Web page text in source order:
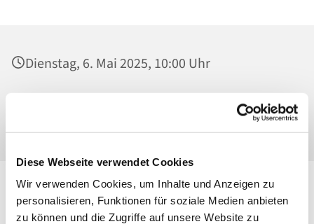
Diese Webseite verwendet Cookies
Wir verwenden Cookies, um Inhalte und Anzeigen zu
personalisieren, Funktionen für soziale Medien anbieten
zu können und die Zugriffe auf unsere Website zu
Dienstag, 6. Mai 2025, 10:00 Uhr
Ahrensfelder Chaussee 79-81, 13057 Berlin